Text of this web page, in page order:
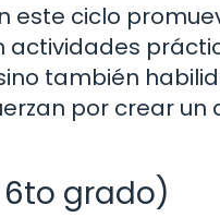
este ciclo
también
por crear
6to grado)